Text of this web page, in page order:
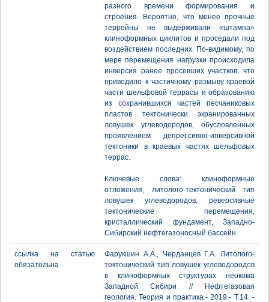
разного времени формирования и
строения. Вероятно, что менее прочные
террейны не выдерживали «штампа»
клиноформных циклитов и проседали под
воздействием последних. По-видимому, по
мере перемещения нагрузки происходила
инверсия ранее просевших участков, что
приводило к частичному размыву краевой
части шельфовой террасы и образованию
из сохранившихся частей песчаниковых
пластов тектонически экранированных
ловушек углеводородов, обусловленных
проявлением депрессивно-инверсивной
тектоники в краевых частях шельфовых
террас.
Ключевые слова: клиноформные
отложения, литолого-тектонический тип
ловушек углеводородов, реверсивные
тектонические перемещения,
кристаллический фундамент, Западно-
Сибирский нефтегазоносный бассейн.
ссылка на статью
обязательна
Фарукшин А.А., Черданцев Г.А. Литолого-
тектонический тип ловушек углеводородов
в клиноформных структурах неокома
Западной Сибири // Нефтегазовая
геология. Теория и практика.- 2019.- Т.14. -